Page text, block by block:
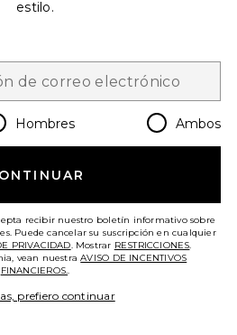
99
estilo.
Hombres Ambos
recibir nuestro boletín informativo sobre
Puede cancelar su suscripción en cualquier
PRIVACIDAD. Mostrar RESTRICCIONES.
vean nuestraAVISO DE INCENTIVOS
FINANCIEROS..
prefiero continuar